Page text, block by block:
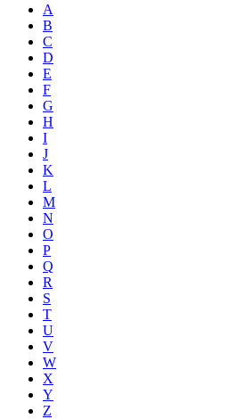
A
B
C
D
E
F
G
H
I
J
K
L
M
N
O
P
Q
R
S
T
U
V
W
X
Y
Z